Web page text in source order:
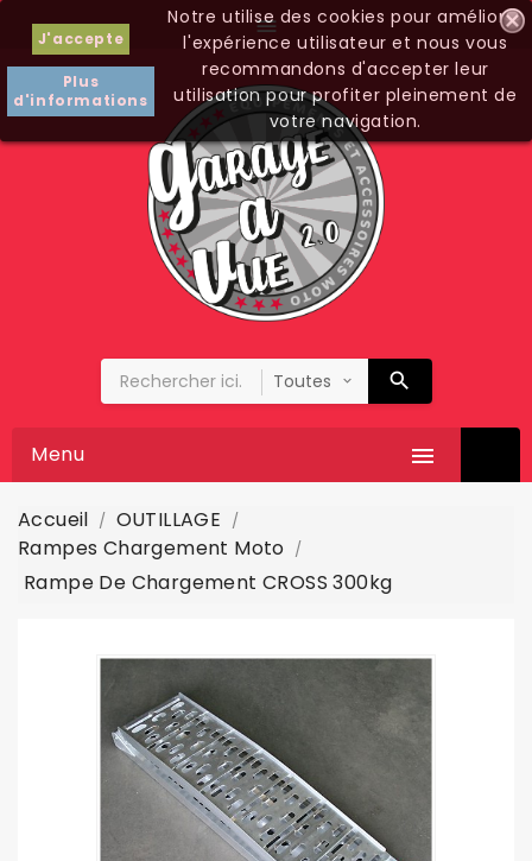

J'accepte
Plus
d'informations
Notre utilise des cookies pour améliorer
l'expérience utilisateur et nous vous
recommandons d'accepter leur
utilisation pour profiter pleinement de
votre navigation.

Menu
Accueil
OUTILLAGE
Rampes Chargement Moto
Rampe De Chargement CROSS 300kg